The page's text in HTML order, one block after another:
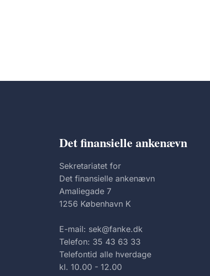
Det finansielle ankenævn
Sekretariatet for
Det finansielle ankenævn
Amaliegade 7
1256 København K
E-mail: sek@fanke.dk
Telefon: 35 43 63 33
Telefontid alle hverdage
kl. 10.00 - 12.00